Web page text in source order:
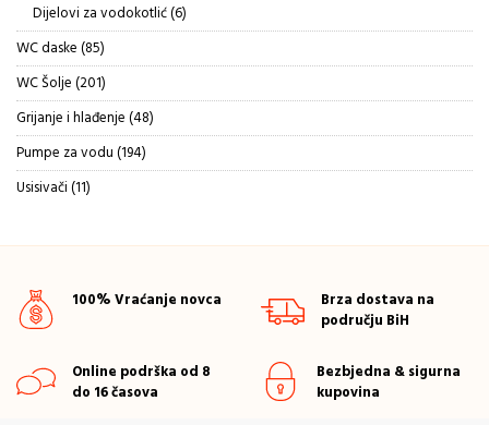
Dijelovi za vodokotlić 66
proizvoda
WC daske 8585
proizvoda
WC Šolje 201201
proizvod
Grijanje i hlađenje 4848
proizvoda
Pumpe za vodu 194194
proizvoda
Usisivači 1111
100% Vraćanje novca
Brza dostava na
području BiH
Online podrška od 8
do 16 časova
Bezbjedna & sigurna
kupovina